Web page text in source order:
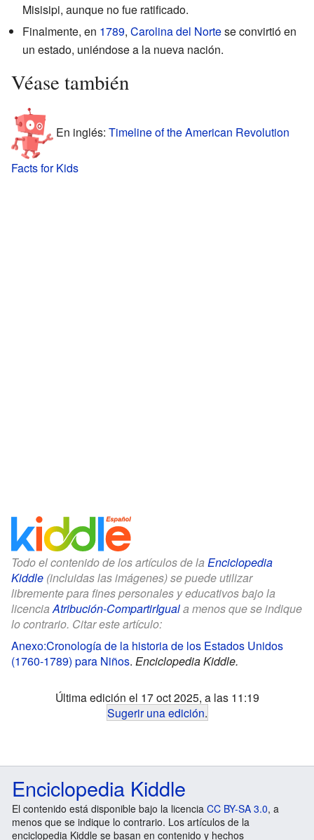
Misisipi, aunque no fue ratificado.
Finalmente, en 1789, Carolina del Nortese convirtió en
un estado, uniéndose a la nueva nación.
Véase también
En inglés: Timeline of the American Revolution
Facts for Kids
Todo el contenido de los artículos de la Enciclopedia
Kiddle (incluidas las imágenes) se puede utilizar
libremente para fines personales y educativos bajo la
licencia Atribución-CompartirIguala menos que se indique
lo contrario. Citar este artículo:
Anexo:Cronología de la historia de los Estados Unidos
(1760-1789) para Niños. Enciclopedia Kiddle.
Última edición el 17 oct 2025, a las 11:19
Sugerir una edición.
Enciclopedia Kiddle
El contenido está disponible bajo la licencia CC BY-SA 3.0, a
menos que se indique lo contrario. Los artículos de la
enciclopedia Kiddle se basan en contenido y hechos